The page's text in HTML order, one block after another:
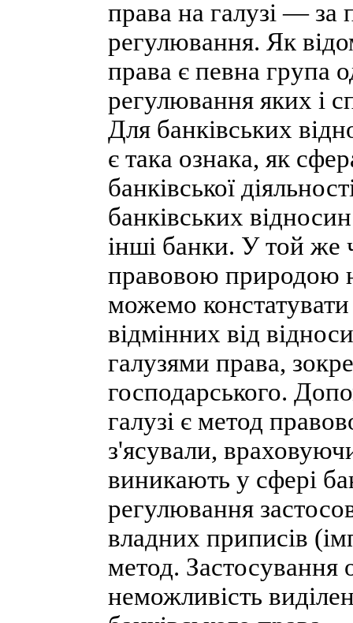
права на галузі — за
регулювання. Як
права є певна група
регулювання яких і
Для банківських
є така ознака, як
банківської
банківських
інші банки. У той же
правовою природою
можемо констатувати
відмінних від
галузями права,
господарського.
галузі є метод
з'ясували,
виникають у сфері
регулювання
владних приписів
метод. Застосування
неможливість